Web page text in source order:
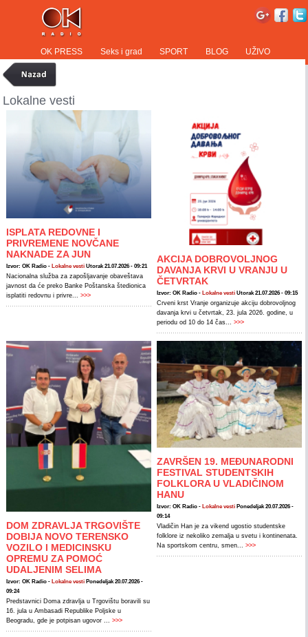
OK PRESS Seks i grad SPORT BLOG UŽIVO
Lokalne vesti
ISPLATA REDOVNE I
PRIVREMENE NOVČANE
NAKNADE ZA JUN
Izvor: OK Radio - Lokalne vesti Utorak 21.07.2026 - 09:21
Nacionalna služba za zapošljavanje obaveštava
javnost da će preko Banke Poštanska štedionica
isplatiti redovnu i privre... >>>
AKCIJA DOBROVOLJNOG
DAVANJA KRVI U VRANJU U
ČETVRTAK
Izvor: OK Radio - Lokalne vesti Utorak 21.07.2026 - 09:15
Crveni krst Vranje organizuje akciju dobrovoljnog
davanja krvi u četvrtak, 23. jula 2026. godine, u
periodu od 10 do 14 čas...
>>>
DOM ZDRAVLJA TRGOVIŠTE
DOBIJA NOVO TERENSKO
VOZILO I MEDICINSKU
OPREMU ZA POMOĆ
UDALJENIM SELIMA
Izvor: OK Radio - Lokalne vesti Ponedeljak 20.07.2026 -
09:24
Predstavnici Doma zdravlja u Trgovištu boravili su
16. jula u Ambasadi Republike Poljske u
Beogradu, gde je potpisan ugovor ...
>>>
ZAVRŠEN 19. MEĐUNARODNI
FESTIVAL STUDENTSKIH
FOLKLORA U VLADIČINOM
HANU
Izvor: OK Radio - Lokalne vesti Ponedeljak 20.07.2026 -
09:14
Vladičin Han je za vikend ugostio studentske
folklore iz nekoliko zemalja u svetu i kontinenata.
Na sportskom centru, smen...
>>>